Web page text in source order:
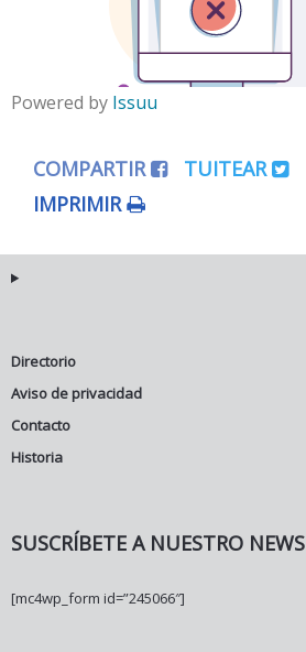
Powered by Issuu
COMPARTIR TUITEAR
IMPRIMIR
Directorio
Aviso de privacidad
Contacto
Historia
SUSCRÍBETE A NUESTRO
[mc4wp_form id=”245066″]